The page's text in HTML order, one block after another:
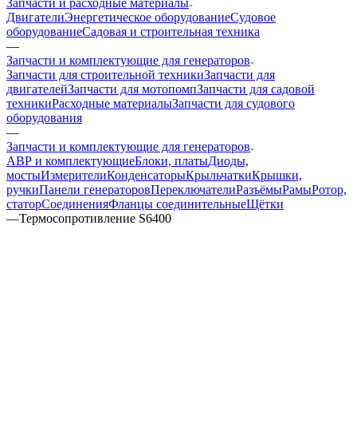
ДвигателиЭнергетическое оборудованиеСудовое
оборудованиеСадовая и строительная техника
—
Запчасти и комплектующие для генераторов
Запчасти для строительной техникиЗапчасти для
двигателейЗапчасти для мотопомпЗапчасти для садовой
техникиРасходные материалыЗапчасти для судового
оборудования
—
Запчасти и комплектующие для генераторов
АВР и комплектующиеБлоки, платыДиоды,
мостыИзмерителиКонденсаторыКрыльчаткиКрышки,
ручкиПанели генераторовПереключателиРазъёмыРамыРотор,
статорСоединенияФланцы соединительныеЩётки
—Термосопротивление S6400